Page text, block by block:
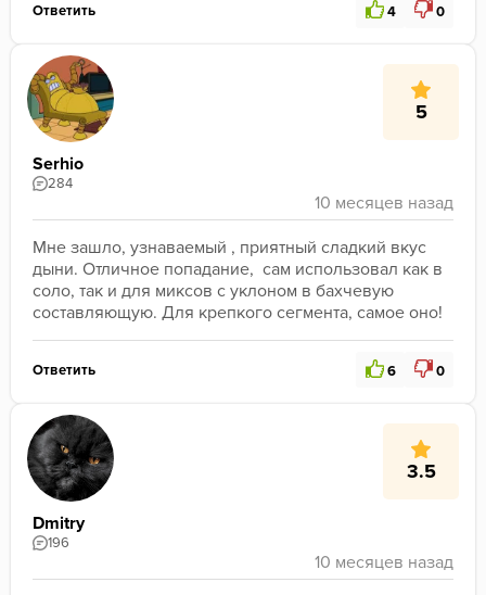
Ответить 4 0
5
Serhio
284
Мне зашло, узнаваемый , приятный сладкий вкус
дыни. Отличное попадание,  сам использовал как в
соло, так и для миксов с уклоном в бахчевую
составляющую. Для крепкого сегмента, самое оно!
Ответить 6 0
3.5
Dmitry
196